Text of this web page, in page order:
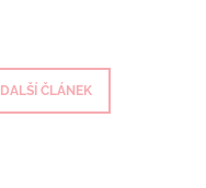
DALŠÍ ČLÁNEK